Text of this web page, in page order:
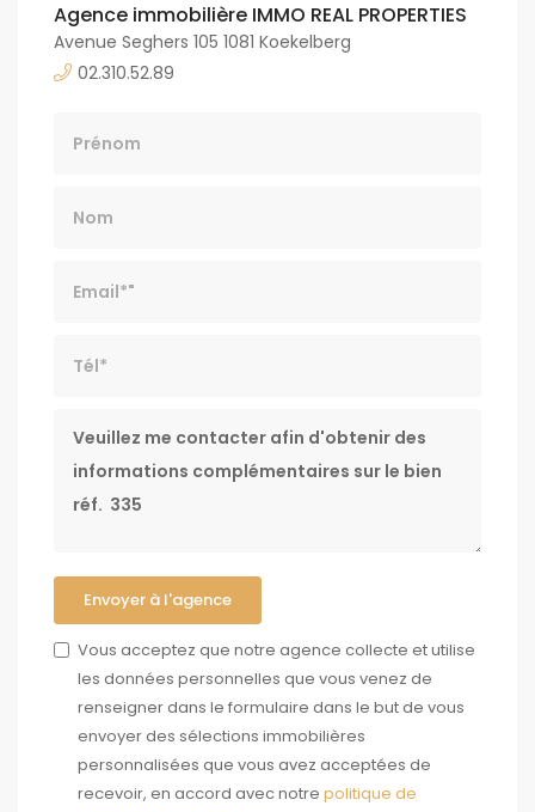
Agence immobilière IMMO REAL PROPERTIES
Avenue Seghers 105 1081 Koekelberg
02.310.52.89
Message
Envoyer à l'agence
Vous acceptez que notre agence collecte et utilise
les données personnelles que vous venez de
renseigner dans le formulaire dans le but de vous
envoyer des sélections immobilières
personnalisées que vous avez acceptées de
recevoir, en accord avec notre politique de